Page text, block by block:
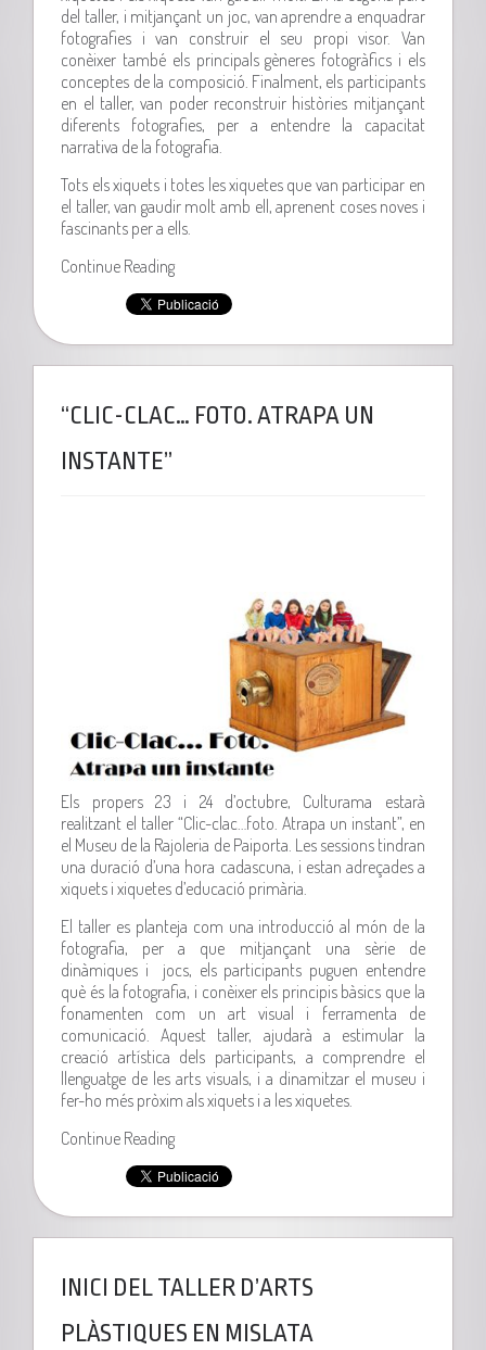
del taller, i mitjançant un joc, van aprendre a enquadrar
fotografies i van construir el seu propi visor. Van
conèixer també els principals gèneres fotogràfics i els
conceptes de la composició. Finalment, els participants
en el taller, van poder reconstruir històries mitjançant
diferents fotografies, per a entendre la capacitat
narrativa de la fotografia.
Tots els xiquets i totes les xiquetes que van participar en
el taller, van gaudir molt amb ell, aprenent coses noves i
fascinants per a ells.
Continue Reading
“CLIC-CLAC… FOTO. ATRAPA UN
INSTANTE”
Els propers 23 i 24 d’octubre, Culturama estarà
realitzant el taller “Clic-clac…foto. Atrapa un instant”, en
el Museu de la Rajoleria de Paiporta. Les sessions tindran
una duració d’una hora cadascuna, i estan adreçades a
xiquets i xiquetes d’educació primària.
El taller es planteja com una introducció al món de la
fotografia, per a que mitjançant una sèrie de
dinàmiques i jocs, els participants puguen entendre
què és la fotografia, i conèixer els principis bàsics que la
fonamenten com un art visual i ferramenta de
comunicació. Aquest taller, ajudarà a estimular la
creació artística dels participants, a comprendre el
llenguatge de les arts visuals, i a dinamitzar el museu i
fer-ho més pròxim als xiquets i a les xiquetes.
Continue Reading
INICI DEL TALLER D’ARTS
PLÀSTIQUES EN MISLATA